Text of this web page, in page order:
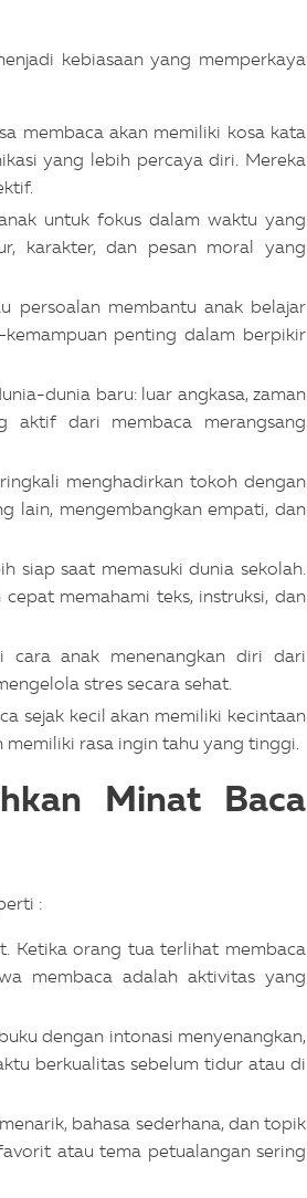
kebiasaan yang memperkaya
membaca akan memiliki kosa kata
yang lebih percaya diri. Mereka
untuk fokus dalam waktu yang
karakter, dan pesan moral yang
persoalan membantu anak belajar
penting dalam berpikir
dunia baru: luar angkasa, zaman
aktif dari membaca merangsang
menghadirkan tokoh dengan
lain, mengembangkan empati, dan
siap saat memasuki dunia sekolah.
memahami teks, instruksi, dan
cara anak menenangkan diri dari
stres secara sehat.
sejak kecil akan memiliki kecintaan
rasa ingin tahu yang tinggi.
Minat Baca
:
Ketika orang tua terlihat membaca
membaca adalah aktivitas yang
dengan intonasi menyenangkan,
berkualitas sebelum tidur atau di
bahasa sederhana, dan topik
atau tema petualangan sering